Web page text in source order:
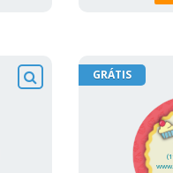
GRÁTIS